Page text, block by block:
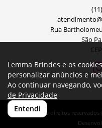
Rua
São
Todos os direitos
Lemma Brindes e os
personalizar anúncios e
Ao continuar navegando,
de Privacidade
Entendi